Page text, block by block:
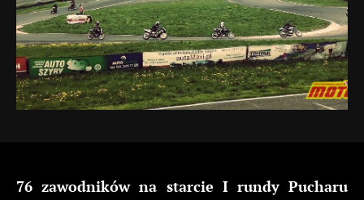
76 zawodników na starcie I rundy Pucharu